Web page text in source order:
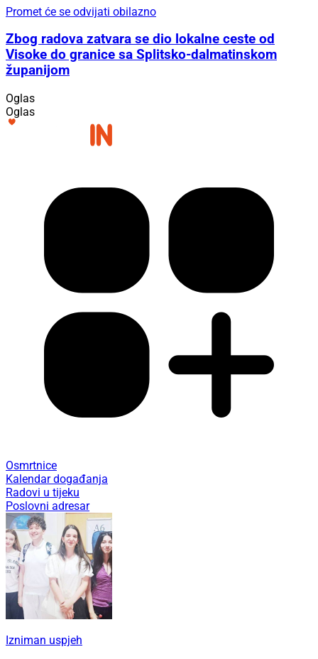
Promet će se odvijati obilazno
Zbog radova zatvara se dio lokalne ceste od
Visoke do granice sa Splitsko-dalmatinskom
županijom
Oglas
Oglas
Osmrtnice
Kalendar događanja
Radovi u tijeku
Poslovni adresar
Izniman uspjeh